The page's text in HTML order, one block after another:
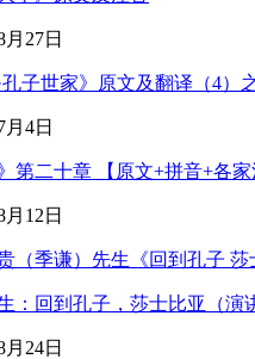
月27日
·孔子世家》原文及翻译（4）
月4日
第二十章 【原文+拼音+各家
月12日
：回到孔子，莎士比亚（演
月24日